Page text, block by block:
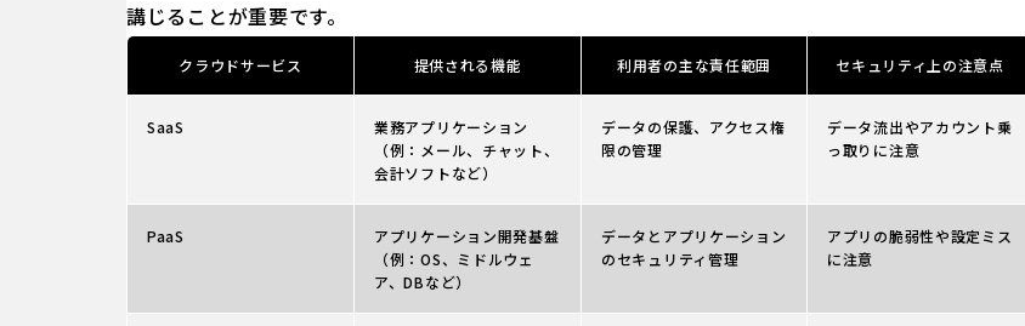
講じることが重要です。
クラウドサービス 提供される機能 利用者の主な責任範囲 セキュリティ上の注意点
SaaS
業務アプリケーション
（例：メール、チャット、
会計ソフトなど）
データの保護、アクセス権
限の管理
データ流出やアカウント乗
っ取りに注意
PaaS
アプリケーション開発基盤
（例：OS、ミドルウェ
ア、DBなど）
データとアプリケーション
のセキュリティ管理
アプリの脆弱性や設定ミス
に注意